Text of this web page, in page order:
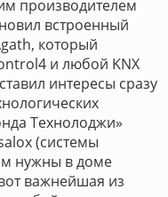
производителем
встроенный
который
и любой KNX
интересы сразу
Технолоджи»
(системы
нужны в доме
важнейшая из